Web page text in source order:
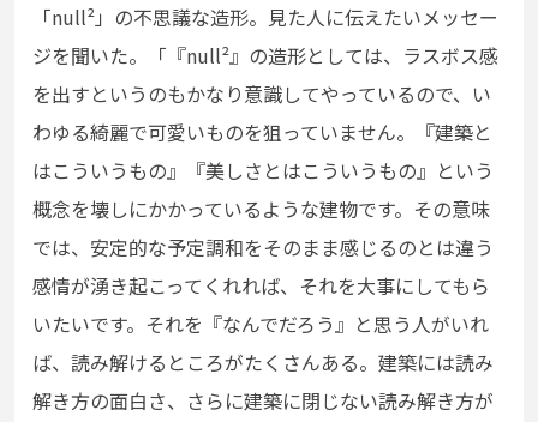
「null²」の不思議な造形。見た人に伝えたいメッセー
ジを聞いた。「『null²』の造形としては、ラスボス感
を出すというのもかなり意識してやっているので、い
わゆる綺麗で可愛いものを狙っていません。『建築と
はこういうもの』『美しさとはこういうもの』という
概念を壊しにかかっているような建物です。その意味
では、安定的な予定調和をそのまま感じるのとは違う
感情が湧き起こってくれれば、それを大事にしてもら
いたいです。それを『なんでだろう』と思う人がいれ
ば、読み解けるところがたくさんある。建築には読み
解き方の面白さ、さらに建築に閉じない読み解き方が